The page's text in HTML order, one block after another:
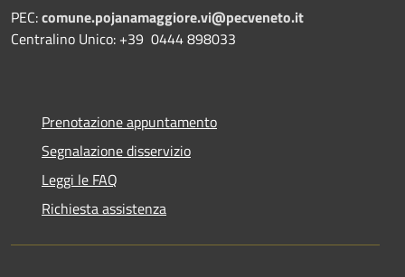
PEC:comune.pojanamaggiore.vi@pecveneto.it
Centralino Unico: +39 0444 898033
Prenotazione appuntamento
Segnalazione disservizio
Leggi le FAQ
Richiesta assistenza